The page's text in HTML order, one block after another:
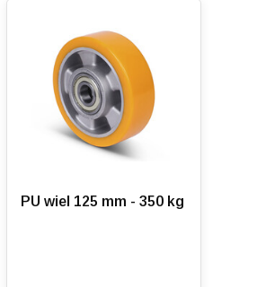
PU wiel 125 mm - 350 kg